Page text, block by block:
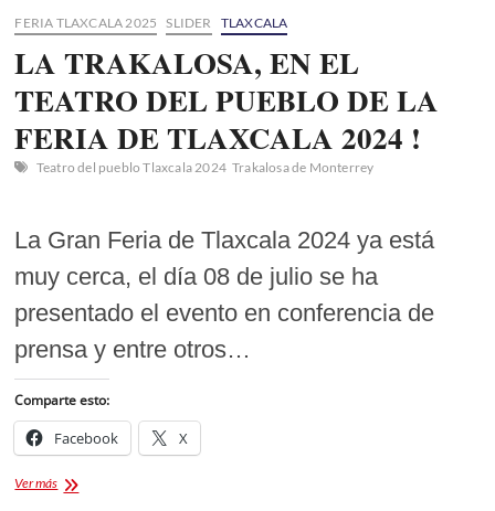
FERIA TLAXCALA 2025 SLIDER TLAXCALA
LA TRAKALOSA, EN EL
TEATRO DEL PUEBLO DE LA
FERIA DE TLAXCALA 2024 !
Teatro del pueblo Tlaxcala 2024 Trakalosa de Monterrey
La Gran Feria de Tlaxcala 2024 ya está
muy cerca, el día 08 de julio se ha
presentado el evento en conferencia de
prensa y entre otros…
Comparte esto:
Facebook X
Ver másLA